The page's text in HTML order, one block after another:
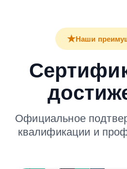
★Наши
Официальное
квалификации и